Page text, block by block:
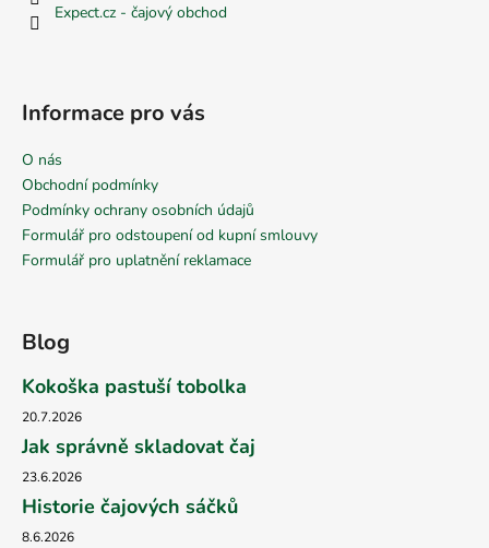
Expect.cz - čajový obchod
Informace pro vás
O nás
Obchodní podmínky
Podmínky ochrany osobních údajů
Formulář pro odstoupení od kupní smlouvy
Formulář pro uplatnění reklamace
Blog
Kokoška pastuší tobolka
20.7.2026
Jak správně skladovat čaj
23.6.2026
Historie čajových sáčků
8.6.2026